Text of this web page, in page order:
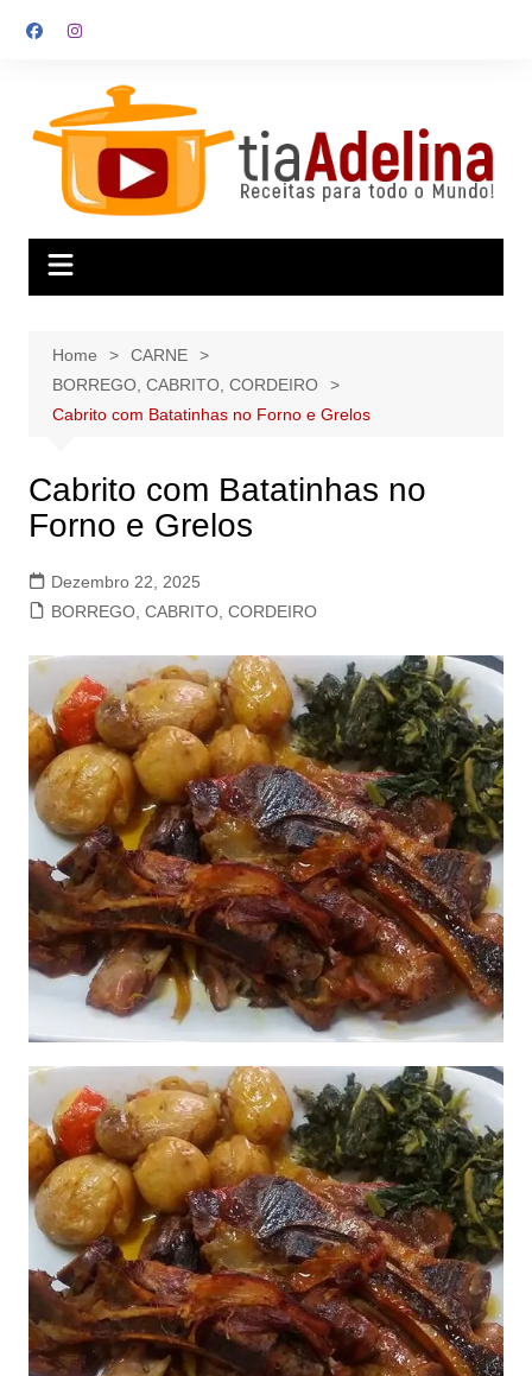
Home
CARNE
BORREGO, CABRITO, CORDEIRO
Cabrito com Batatinhas no Forno e Grelos
Cabrito com Batatinhas no
Forno e Grelos
Dezembro 22, 2025
BORREGO, CABRITO, CORDEIRO